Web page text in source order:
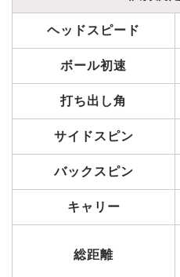
ヘッドスピード
ボール初速
打ち出し角
サイドスピン
バックスピン
キャリー
総距離